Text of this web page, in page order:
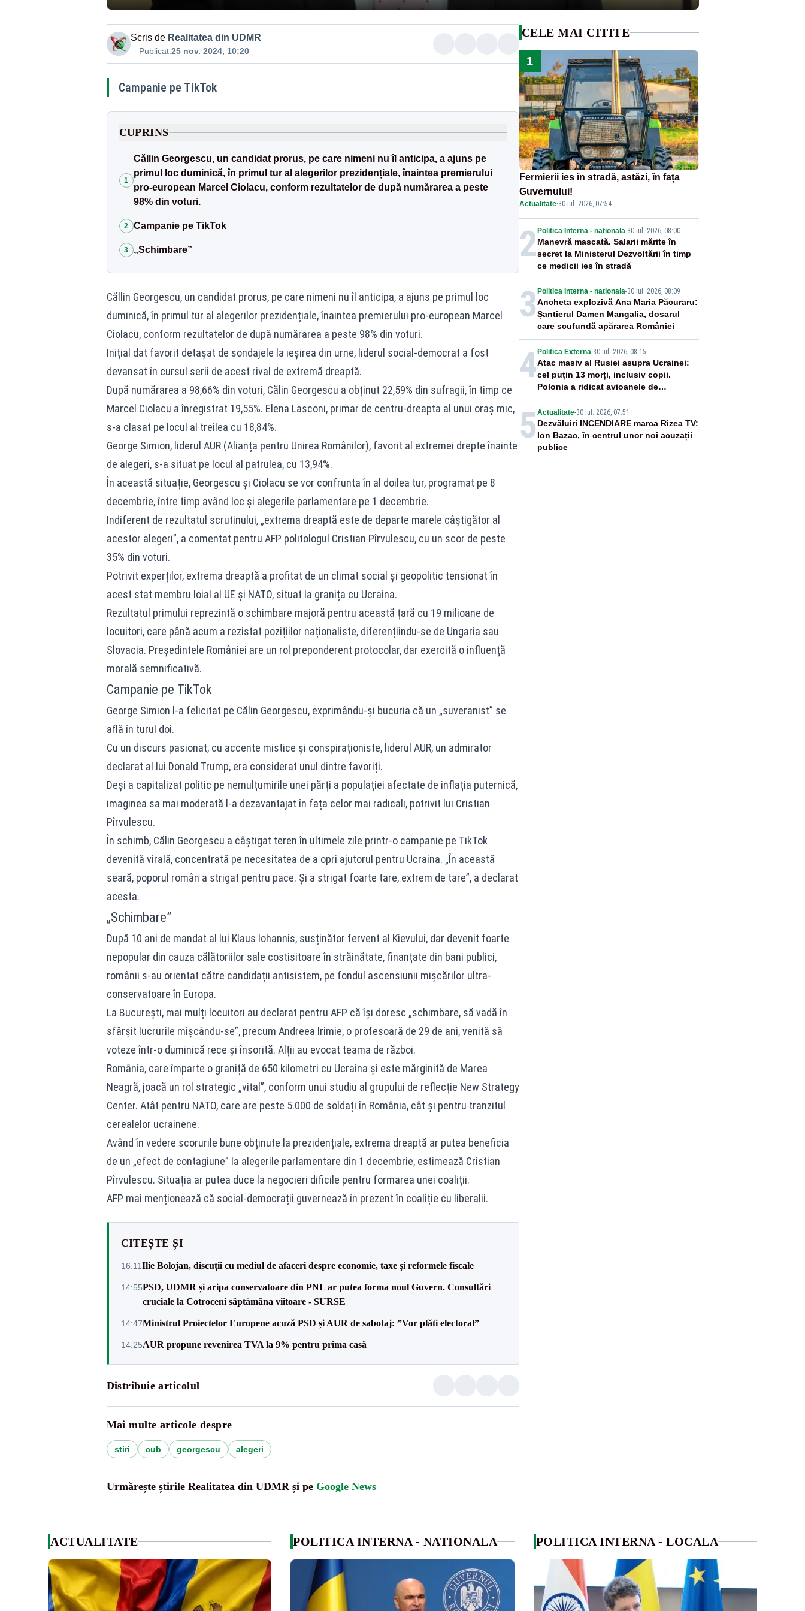
Scris de Realitatea din UDMR
Publicat:25 nov. 2024, 10:20
Campanie pe TikTok
CUPRINS
1
Căllin Georgescu, un candidat prorus, pe care nimeni nu îl anticipa, a ajuns pe
primul loc duminică, în primul tur al alegerilor prezidențiale, înaintea premierului
pro-european Marcel Ciolacu, conform rezultatelor de după numărarea a peste
98% din voturi.
2 Campanie pe TikTok
3 „Schimbare”
Căllin Georgescu, un candidat prorus, pe care nimeni nu îl anticipa, a ajuns pe primul loc
duminică, în primul tur al alegerilor prezidențiale, înaintea premierului pro-european Marcel
Ciolacu, conform rezultatelor de după numărarea a peste 98% din voturi.
Inițial dat favorit detașat de sondajele la ieșirea din urne, liderul social-democrat a fost
devansat în cursul serii de acest rival de extremă dreaptă.
După numărarea a 98,66% din voturi, Călin Georgescu a obținut 22,59% din sufragii, în timp ce
Marcel Ciolacu a înregistrat 19,55%. Elena Lasconi, primar de centru-dreapta al unui oraș mic,
s-a clasat pe locul al treilea cu 18,84%.
George Simion, liderul AUR (Alianța pentru Unirea Românilor), favorit al extremei drepte înainte
de alegeri, s-a situat pe locul al patrulea, cu 13,94%.
În această situație, Georgescu și Ciolacu se vor confrunta în al doilea tur, programat pe 8
decembrie, între timp având loc și alegerile parlamentare pe 1 decembrie.
Indiferent de rezultatul scrutinului, „extrema dreaptă este de departe marele câștigător al
acestor alegeri”, a comentat pentru AFP politologul Cristian Pîrvulescu, cu un scor de peste
35% din voturi.
Potrivit experților, extrema dreaptă a profitat de un climat social și geopolitic tensionat în
acest stat membru loial al UE și NATO, situat la granița cu Ucraina.
Rezultatul primului reprezintă o schimbare majoră pentru această țară cu 19 milioane de
locuitori, care până acum a rezistat pozițiilor naționaliste, diferențiindu-se de Ungaria sau
Slovacia. Președintele României are un rol preponderent protocolar, dar exercită o influență
morală semnificativă.
Campanie pe TikTok
George Simion l-a felicitat pe Călin Georgescu, exprimându-și bucuria că un „suveranist” se
află în turul doi.
Cu un discurs pasionat, cu accente mistice și conspiraționiste, liderul AUR, un admirator
declarat al lui Donald Trump, era considerat unul dintre favoriți.
Deși a capitalizat politic pe nemulțumirile unei părți a populației afectate de inflația puternică,
imaginea sa mai moderată l-a dezavantajat în fața celor mai radicali, potrivit lui Cristian
Pîrvulescu.
În schimb, Călin Georgescu a câștigat teren în ultimele zile printr-o campanie pe TikTok
devenită virală, concentrată pe necesitatea de a opri ajutorul pentru Ucraina. „În această
seară, poporul român a strigat pentru pace. Și a strigat foarte tare, extrem de tare”, a declarat
acesta.
„Schimbare”
După 10 ani de mandat al lui Klaus Iohannis, susținător fervent al Kievului, dar devenit foarte
nepopular din cauza călătoriilor sale costisitoare în străinătate, finanțate din bani publici,
românii s-au orientat către candidații antisistem, pe fondul ascensiunii mișcărilor ultra-
conservatoare în Europa.
La București, mai mulți locuitori au declarat pentru AFP că își doresc „schimbare, să vadă în
sfârșit lucrurile mișcându-se”, precum Andreea Irimie, o profesoară de 29 de ani, venită să
voteze într-o duminică rece și însorită. Alții au evocat teama de război.
România, care împarte o graniță de 650 kilometri cu Ucraina și este mărginită de Marea
Neagră, joacă un rol strategic „vital”, conform unui studiu al grupului de reflecție New Strategy
Center. Atât pentru NATO, care are peste 5.000 de soldați în România, cât și pentru tranzitul
cerealelor ucrainene.
Având în vedere scorurile bune obținute la prezidențiale, extrema dreaptă ar putea beneficia
de un „efect de contagiune” la alegerile parlamentare din 1 decembrie, estimează Cristian
Pîrvulescu. Situația ar putea duce la negocieri dificile pentru formarea unei coaliții.
AFP mai menționează că social-democrații guvernează în prezent în coaliție cu liberalii.
CITEȘTE ȘI
16:11Ilie Bolojan, discuții cu mediul de afaceri despre economie, taxe și reformele fiscale
14:55PSD, UDMR și aripa conservatoare din PNL ar putea forma noul Guvern. Consultări
cruciale la Cotroceni săptămâna viitoare - SURSE
14:47Ministrul Proiectelor Europene acuză PSD și AUR de sabotaj: ”Vor plăti electoral”
14:25AUR propune revenirea TVA la 9% pentru prima casă
Distribuie articolul
Mai multe articole despre
stiri cub georgescu alegeri
Urmărește știrile Realitatea din UDMR și pe Google News
CELE MAI CITITE
1
Fermierii ies în stradă, astăzi, în fața
Guvernului!
Actualitate·30 iul. 2026, 07:54
2 Politica Interna - nationala-30 iul. 2026, 08:00
Manevră mascată. Salarii mărite în
secret la Ministerul Dezvoltării în timp
ce medicii ies în stradă
3 Politica Interna - nationala-30 iul. 2026, 08:09
Ancheta explozivă Ana Maria Păcuraru:
Șantierul Damen Mangalia, dosarul
care scufundă apărarea României
4 Politica Externa-30 iul. 2026, 08:15
Atac masiv al Rusiei asupra Ucrainei:
cel puțin 13 morți, inclusiv copii.
Polonia a ridicat avioanele de
vânătoare
5 Actualitate-30 iul. 2026, 07:51
Dezvăluiri INCENDIARE marca Rizea TV:
Ion Bazac, în centrul unor noi acuzații
publice
ACTUALITATE POLITICA INTERNA - NATIONALA POLITICA INTERNA - LOCALA